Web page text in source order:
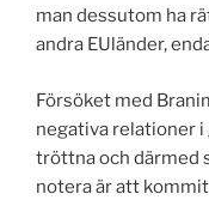
man dessutom ha
andra EUländer,
Försöket med
negativa relationer
tröttna och därmed
notera är att